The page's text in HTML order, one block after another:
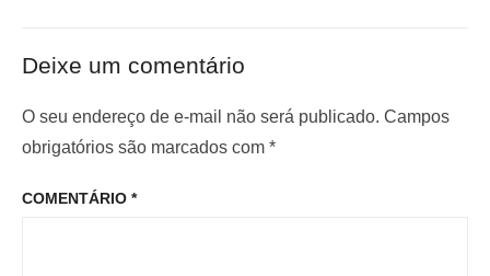
o
e
P
o
i
o
:
m
o
o
Deixe um comentário
O seu endereço de e-mail não será publicado. Campos
obrigatórios são marcados com *
COMENTÁRIO *